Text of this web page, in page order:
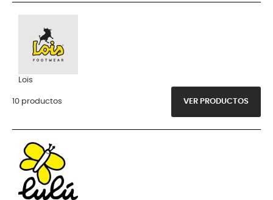
Lois
10 productos VER PRODUCTOS